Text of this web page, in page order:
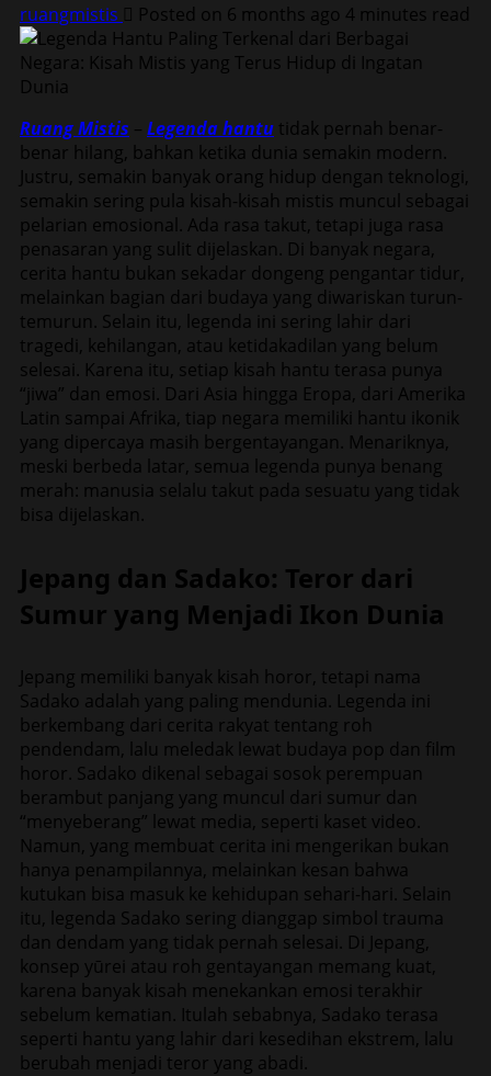
ruangmistis Posted on 6 months ago 4 minutes read
Ruang Mistis – Legenda hantu tidak pernah benar-
benar hilang, bahkan ketika dunia semakin modern.
Justru, semakin banyak orang hidup dengan teknologi,
semakin sering pula kisah-kisah mistis muncul sebagai
pelarian emosional. Ada rasa takut, tetapi juga rasa
penasaran yang sulit dijelaskan. Di banyak negara,
cerita hantu bukan sekadar dongeng pengantar tidur,
melainkan bagian dari budaya yang diwariskan turun-
temurun. Selain itu, legenda ini sering lahir dari
tragedi, kehilangan, atau ketidakadilan yang belum
selesai. Karena itu, setiap kisah hantu terasa punya
“jiwa” dan emosi. Dari Asia hingga Eropa, dari Amerika
Latin sampai Afrika, tiap negara memiliki hantu ikonik
yang dipercaya masih bergentayangan. Menariknya,
meski berbeda latar, semua legenda punya benang
merah: manusia selalu takut pada sesuatu yang tidak
bisa dijelaskan.
Jepang dan Sadako: Teror dari
Sumur yang Menjadi Ikon Dunia
Jepang memiliki banyak kisah horor, tetapi nama
Sadako adalah yang paling mendunia. Legenda ini
berkembang dari cerita rakyat tentang roh
pendendam, lalu meledak lewat budaya pop dan film
horor. Sadako dikenal sebagai sosok perempuan
berambut panjang yang muncul dari sumur dan
“menyeberang” lewat media, seperti kaset video.
Namun, yang membuat cerita ini mengerikan bukan
hanya penampilannya, melainkan kesan bahwa
kutukan bisa masuk ke kehidupan sehari-hari. Selain
itu, legenda Sadako sering dianggap simbol trauma
dan dendam yang tidak pernah selesai. Di Jepang,
konsep yūrei atau roh gentayangan memang kuat,
karena banyak kisah menekankan emosi terakhir
sebelum kematian. Itulah sebabnya, Sadako terasa
seperti hantu yang lahir dari kesedihan ekstrem, lalu
berubah menjadi teror yang abadi.